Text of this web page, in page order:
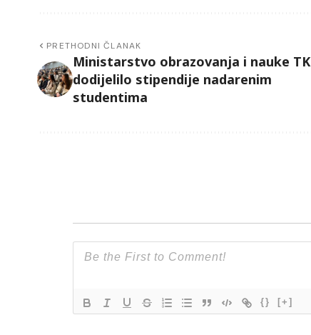
PRETHODNI ČLANAK
Ministarstvo obrazovanja i nauke TK
dodijelilo stipendije nadarenim
studentima
{} [+]